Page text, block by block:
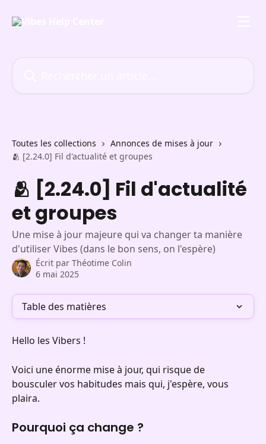
Toutes les collections
Annonces de mises à jour
🫂 [2.24.0] Fil d'actualité et groupes
🫂 [2.24.0] Fil d'actualité
et groupes
Une mise à jour majeure qui va changer ta manière
d'utiliser Vibes (dans le bon sens, on l'espère)
Écrit par Théotime Colin
6 mai 2025
Table des matières
Hello les Vibers !
Voici une énorme mise à jour, qui risque de
bousculer vos habitudes mais qui, j'espère, vous
plaira.
Pourquoi ça change ?